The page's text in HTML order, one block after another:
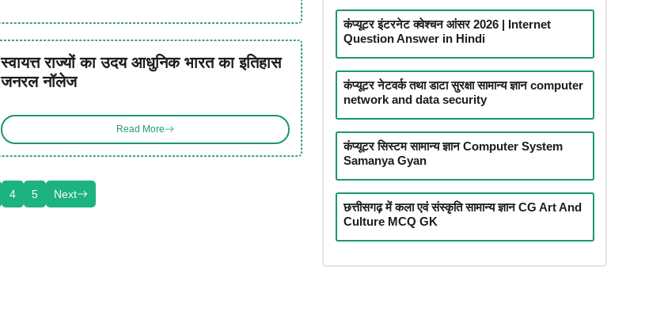
स्वायत्त राज्यों का उदय आधुनिक भारत का इतिहास
जनरल नॉलेज
Read More
4 5 Next
कंप्यूटर इंटरनेट क्वेश्चन आंसर 2026 | Internet
Question Answer in Hindi
कंप्यूटर नेटवर्क तथा डाटा सुरक्षा सामान्य ज्ञान computer
network and data security
कंप्यूटर सिस्टम सामान्य ज्ञान Computer System
Samanya Gyan
छत्तीसगढ़ में कला एवं संस्कृति सामान्य ज्ञान CG Art And
Culture MCQ GK